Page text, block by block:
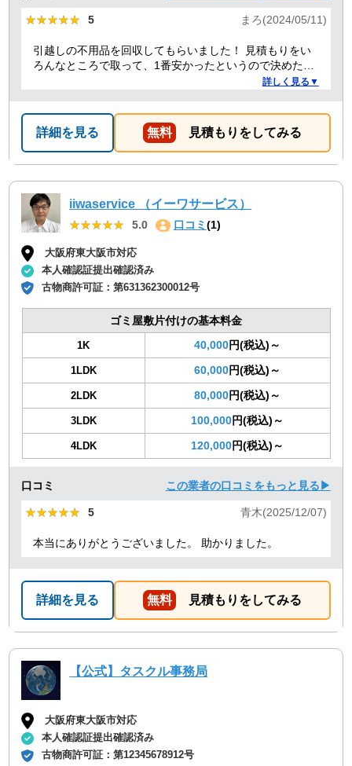
★★★★★
★★★★★ 5 まろ(2024/05/11)
引越しの不用品を回収してもらいました！ 見積もりをい
ろんなところで取って、1番安かったというので決めたの
ですが、 対応や話し方も、丁寧で優しく、 作業自体も素
詳しく見る▼
詳細を見る 無料 見積もりをしてみる
iiwaservice （イーワサービス）
★★★★★
★★★★★ 5.0 口コミ (1)
大阪府東大阪市対応
本人確認証提出確認済み
古物商許可証：第631362300012号
ゴミ屋敷片付けの基本料金
1K 40,000円(税込)～
1LDK 60,000円(税込)～
2LDK 80,000円(税込)～
3LDK 100,000円(税込)～
4LDK 120,000円(税込)～
口コミ この業者の口コミをもっと見る▶
★★★★★
★★★★★ 5 青木(2025/12/07)
本当にありがとうございました。 助かりました。
詳細を見る 無料 見積もりをしてみる
【公式】タスクル事務局
大阪府東大阪市対応
本人確認証提出確認済み
古物商許可証：第12345678912号